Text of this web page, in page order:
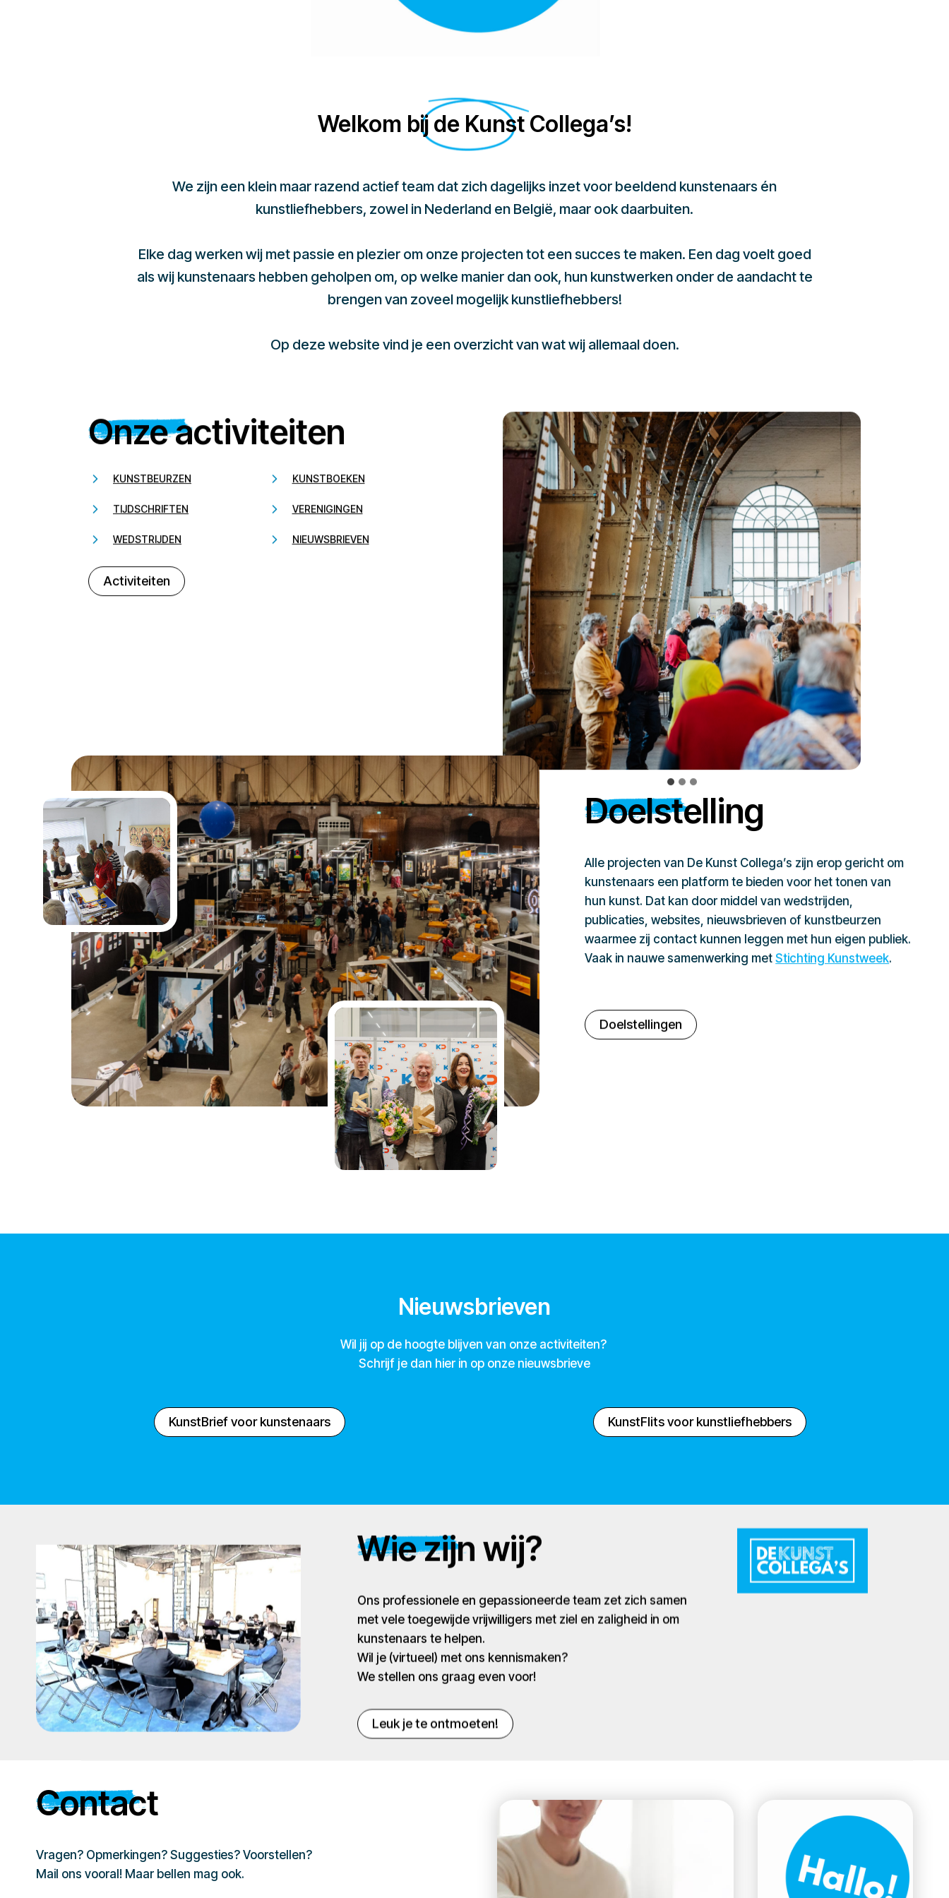
Welkom bij de Kunst Collega’s!
We zijn een klein maar razend actief team dat zich dagelijks inzet voor beeldend kunstenaars én
kunstliefhebbers, zowel in Nederland en België, maar ook daarbuiten.
Elke dag werken wij met passie en plezier om onze projecten tot een succes te maken. Een dag voelt goed
als wij kunstenaars hebben geholpen om, op welke manier dan ook, hun kunstwerken onder de aandacht te
brengen van zoveel mogelijk kunstliefhebbers!
Op deze website vind je een overzicht van wat wij allemaal doen.
Onze activiteiten
KUNSTBEURZEN KUNSTBOEKEN
TIJDSCHRIFTEN VERENIGINGEN
WEDSTRIJDEN NIEUWSBRIEVEN
Activiteiten
Doelstelling
Alle projecten van De Kunst Collega’s zijn erop gericht om
kunstenaars een platform te bieden voor het tonen van
hun kunst. Dat kan door middel van wedstrijden,
publicaties, websites, nieuwsbrieven of kunstbeurzen
waarmee zij contact kunnen leggen met hun eigen publiek.
Vaak in nauwe samenwerking metStichting Kunstweek.
Doelstellingen
Nieuwsbrieven
Wil jij op de hoogte blijven van onze activiteiten?
Schrijf je dan hier in op onze nieuwsbrieve
KunstBrief voor kunstenaars KunstFlits voor kunstliefhebbers
Wie zijn wij?
Ons professionele en gepassioneerde team zet zich samen
met vele toegewijde vrijwilligers met ziel en zaligheid in om
kunstenaars te helpen.
Wil je (virtueel) met ons kennismaken?
We stellen ons graag even voor!
Leuk je te ontmoeten!
Contact
Vragen? Opmerkingen? Suggesties? Voorstellen?
Mail ons vooral! Maar bellen mag ook.